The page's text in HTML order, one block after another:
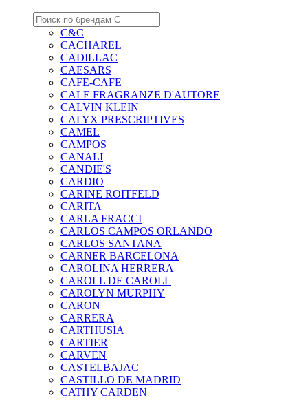
C&C
CACHAREL
CADILLAC
CAESARS
CAFE-CAFE
CALE FRAGRANZE D'AUTORE
CALVIN KLEIN
CALYX PRESCRIPTIVES
CAMEL
CAMPOS
CANALI
CANDIE'S
CARDIO
CARINE ROITFELD
CARITA
CARLA FRACCI
CARLOS CAMPOS ORLANDO
CARLOS SANTANA
CARNER BARCELONA
CAROLINA HERRERA
CAROLL DE CAROLL
CAROLYN MURPHY
CARON
CARRERA
CARTHUSIA
CARTIER
CARVEN
CASTELBAJAC
CASTILLO DE MADRID
CATHY CARDEN